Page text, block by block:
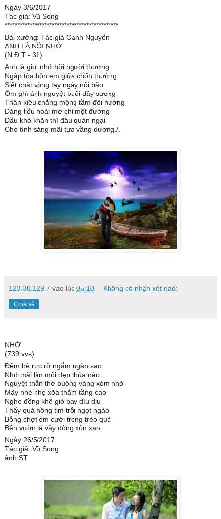
Ngày 3/6/2017
Tác giả: Vũ Song
**********************************************
Bài xướng: Tác giả Oanh Nguyễn
ANH LÀ NỖI NHỚ
(N Đ T - 31)
Anh là giọt nhớ hỡi người thương
Ngập tỏa hồn em giữa chốn thường
Siết chặt vòng tay ngày nổi bão
Ôm ghì ánh nguyệt buổi đầy sương
Thân kiều chẳng mộng tầm đôi hướng
Dáng liễu hoài mơ chỉ một đường
Dẫu khó khăn thì đâu quản ngại
Cho tình sáng mãi tựa vầng dương./.
123.30.129.7 vào lúc 05:10 Không có nhận xét nào:
Chia sẻ
NHỚ
(739.vvs)
Đêm hè rực rỡ ngắm ngàn sao
Nhớ mãi làn môi đẹp thủa nào
Nguyệt thẫn thờ buông vàng xóm nhỏ
Mây nhè nhẹ xõa thắm tầng cao
Nghe đồng khẽ gió bay dìu dịu
Thấy quả hồng tim trỗi ngọt ngào
Bỗng chợt em cười trong trẻo quá
Bên vườn lá vẫy động xôn xao.
Ngày 26/5/2017
Tác giả: Vũ Song
ảnh ST